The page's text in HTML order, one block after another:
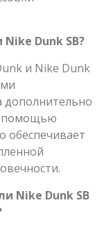
Dunk SB?
и Nike Dunk
дополнительно
помощью
обеспечивает
Nike Dunk SB